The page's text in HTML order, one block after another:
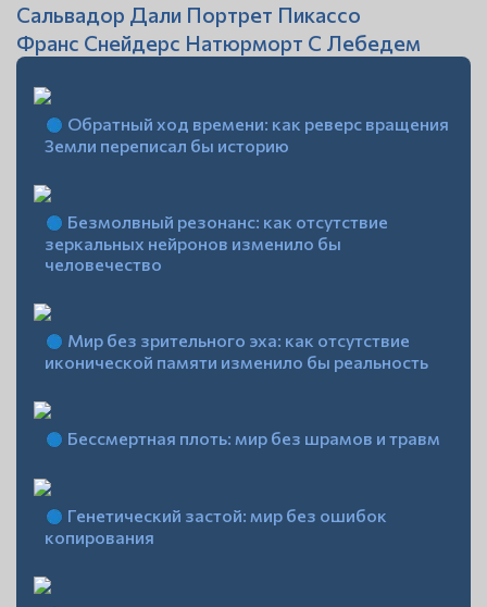
Сальвадор Дали Портрет Пикассо
Франс Снейдерс Натюрморт С Лебедем
Обратный ход времени: как реверс вращения
Земли переписал бы историю
Безмолвный резонанс: как отсутствие
зеркальных нейронов изменило бы
человечество
Мир без зрительного эха: как отсутствие
иконической памяти изменило бы реальность
Бессмертная плоть: мир без шрамов и травм
Генетический застой: мир без ошибок
копирования